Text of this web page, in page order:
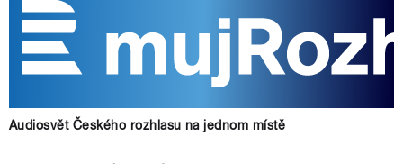
Audiosvět Českého rozhlasu na jednom místě